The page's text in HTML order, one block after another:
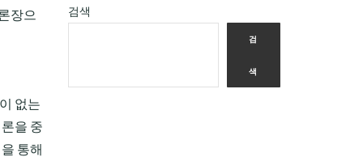
장으
없는
을 중
통해
검색
검
색